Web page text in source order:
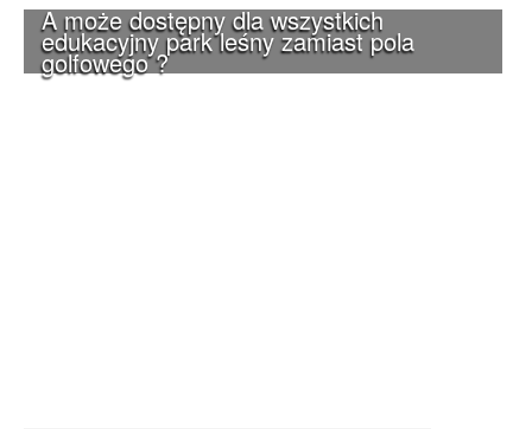
A może dostępny dla wszystkich
edukacyjny park leśny zamiast pola
golfowego ?